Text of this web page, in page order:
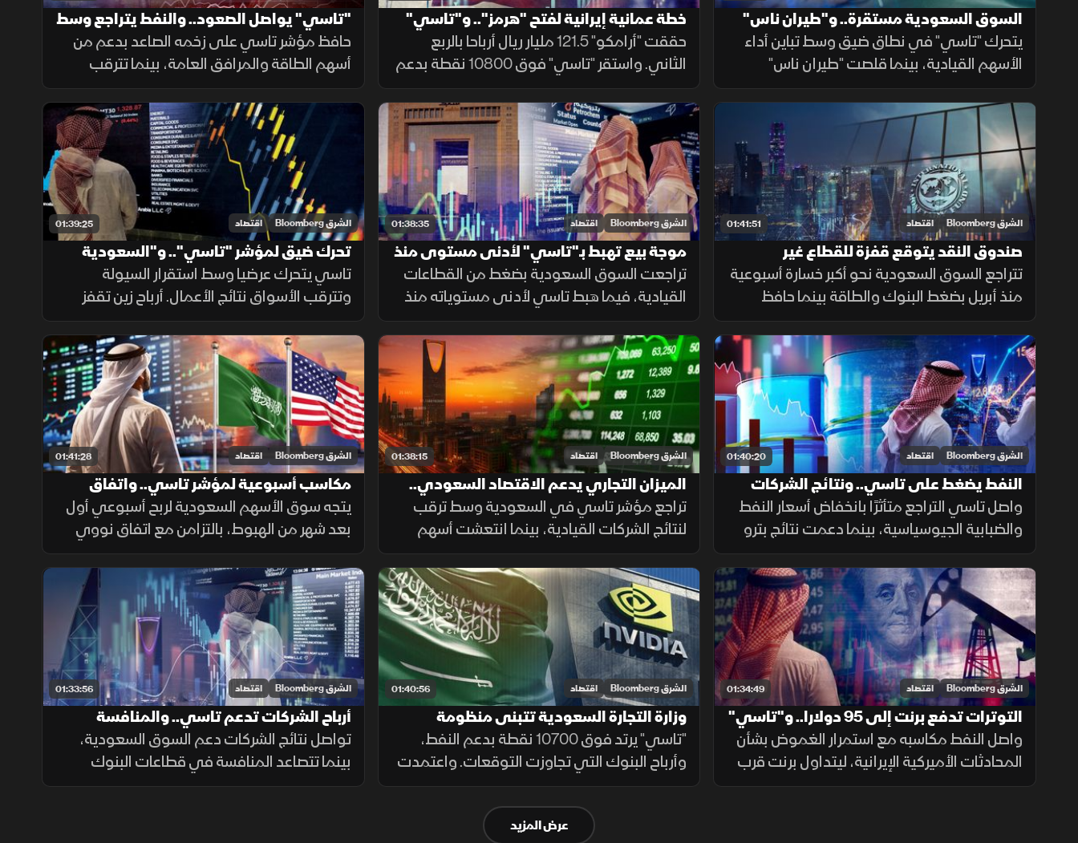
السوق السعودية مستقرة.. و"طيران ناس"
تقلص خسائرها
يتحرك "تاسي" في نطاق ضيق وسط تباين أداء
الأسهم القيادية، بينما قلصت "طيران ناس"
خسائرها بنسبة 72% إلى 240.6 مليون ريال
متجاوزة توقعات المحللين. فيما تترقب الأسواق
نتائج المحادثات الإيرانية العمانية.
خطة عمانية إيرانية لفتح "هرمز".. و"تاسي"
ينتعش بدعم البنوك وأرباح "أرامكو"
حققت "أرامكو" 121.5 مليار ريال أرباحا بالربع
الثاني. واستقر "تاسي" فوق 10800 نقطة بدعم
البنوك. ويستمر نمو القطاع غير النفطي لشهر
رابع. بينما تتجه الأنظار لخطة عمانية إيرانية لفتح
مضيق هرمز مجددا.
"تاسي" يواصل الصعود.. والنفط يتراجع وسط
تضارب الرسائل بين واشنطن وطهران
حافظ مؤشر تاسي على زخمه الصاعد بدعم من
أسهم الطاقة والمرافق العامة، بينما تترقب
الأسواق نتائج أرامكو وسط توقعات الإيجابية.
وفي المقابل، تراجع النفط بعد إعلان ترمب عن
محادثات مع إيران.
01:41:51 الشرق Bloomberg اقتصاد
صندوق النقد يتوقع قفزة للقطاع غير
النفطي السعودي.. وقصف أميركي على
إيران
تتراجع السوق السعودية نحو أكبر خسارة أسبوعية
منذ أبريل بضغط البنوك والطاقة بينما حافظ
القطاع غير النفطي على صموده وسط توقعات
صندوق النقد بنموه 4.5% العام المقبل. وتتابع
الأسواق ضربات أميركا على إيران.
01:38:35 الشرق Bloomberg اقتصاد
موجة بيع تهبط بـ"تاسي" لأدنى مستوى منذ
الحرب.. و"سابك" تقلص خسائرها
تراجعت السوق السعودية بضغط من القطاعات
القيادية، فيما هبط تاسي لأدنى مستوياته منذ
الأسبوع الأول للحرب. وقلصت "سابك" خسائرها
لكنها جاءت دون توقعات الأرباح، في حين حققت
البحري السعودية أرباحا قياسية.
01:39:25 الشرق Bloomberg اقتصاد
تحرك ضيق لمؤشر "تاسي".. و"السعودية
للطاقة" تحصد تمويلا ضخما
تاسي يتحرك عرضيا وسط استقرار السيولة
وتترقب الأسواق نتائج الأعمال. أرباح زين تقفز
60% وتدعم سهمها، وتحالف مصرفي يمنح
"السعودية للطاقة" 15.8 مليار ريال، بالتزامن مع
التقدم بمفاوضات هرمز.
01:40:20 الشرق Bloomberg اقتصاد
النفط يضغط على تاسي.. ونتائج الشركات
ترسم ملامح المرحلة المقبلة
واصل تاسي التراجع متأثرًا بانخفاض أسعار النفط
والضبابية الجيوسياسية، بينما دعمت نتائج بترو
رابغ قطاع الطاقة، في وقت يترقب فيه
المستثمرون نتائج الشركات الكبرى وقرارات
الفائدة.
01:38:15 الشرق Bloomberg اقتصاد
الميزان التجاري يدعم الاقتصاد السعودي..
وسوق الأسهم تترقب المحفزات
تراجع مؤشر تاسي في السعودية وسط ترقب
لنتائج الشركات القيادية، بينما انتعشت أسهم
التعليم والصحة بفضل الإصلاحات والتوسع،
بالتزامن مع قفزة بفائض الميزان التجاري
وتصريحات لبنانية بحصر السلاح.
01:41:28 الشرق Bloomberg اقتصاد
مكاسب أسبوعية لمؤشر تاسي.. واتفاق
نووي سلمي بين الرياض وواشنطن
يتجه سوق الأسهم السعودية لربح أسبوعي أول
بعد شهر من الهبوط، بالتزامن مع اتفاق نووي
سلمي بين الرياض وواشنطن، وقفزة بأسعار برنت
فوق 98 دولار وسط تصاعد التوترات بالمنطقة،
مع استمرار التصعيد العسكري.
01:34:49 الشرق Bloomberg اقتصاد
التوترات تدفع برنت إلى 95 دولارا.. و"تاسي"
يستعيد الزخم بدعم القياديات
واصل النفط مكاسبه مع استمرار الغموض بشأن
المحادثات الأميركية الإيرانية، ليتداول برنت قرب
95 دولارا. واستعاد تاسي مستويات دعم رئيسية،
01:40:56 الشرق Bloomberg اقتصاد
وزارة التجارة السعودية تتبنى منظومة
"إنفيديا".. وأرباح البنوك تفوق التوقعات
"تاسي" يرتد فوق 10700 نقطة بدعم النفط،
وأرباح البنوك التي تجاوزت التوقعات. واعتمدت
"التجارة السعودية" منظومة الذكاء الاصطناعي
"إنفيديا". وبدأ الجيش اللبناني انتشاره بالجنوب
وفق الخطة الأميركية.
01:33:56 الشرق Bloomberg اقتصاد
أرباح الشركات تدعم تاسي.. والمنافسة
تتصاعد بالأسواق السعودية
تواصل نتائج الشركات دعم السوق السعودية،
بينما تتصاعد المنافسة في قطاعات البنوك
والعقار وتوصيل الطلبات، وسط ترقب
عرض المزيد